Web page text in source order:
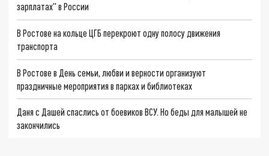
зарплатах" в России
В Ростове на кольце ЦГБ перекроют одну полосу движения
транспорта
В Ростове в День семьи, любви и верности организуют
праздничные мероприятия в парках и библиотеках
Даня с Дашей спаслись от боевиков ВСУ. Но беды для малышей не
закончились